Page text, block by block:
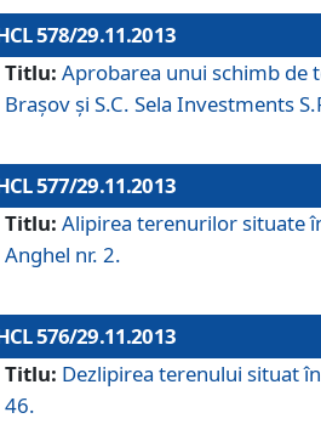
578/29.11.2013
Titlu: Aprobarea unui schimb de
Braşov şi S.C. Sela Investments
577/29.11.2013
Titlu: Alipirea terenurilor situate
Anghel nr. 2.
576/29.11.2013
Titlu: Dezlipirea terenului situat
46.